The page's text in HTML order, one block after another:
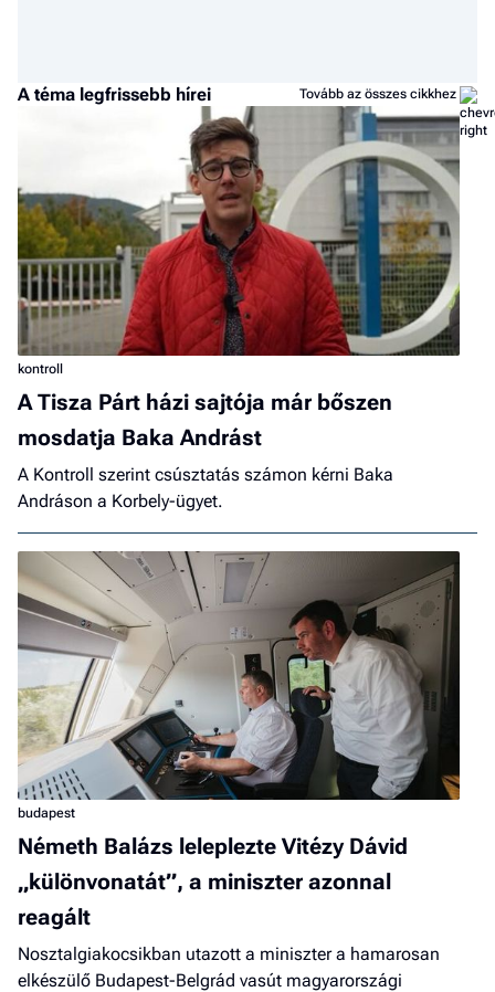
A téma legfrissebb hírei Tovább az összes cikkhez
kontroll
A Tisza Párt házi sajtója már bőszen
mosdatja Baka Andrást
A Kontroll szerint csúsztatás számon kérni Baka
Andráson a Korbely-ügyet.
budapest
Németh Balázs leleplezte Vitézy Dávid
„különvonatát”, a miniszter azonnal
reagált
Nosztalgiakocsikban utazott a miniszter a hamarosan
elkészülő Budapest-Belgrád vasút magyarországi